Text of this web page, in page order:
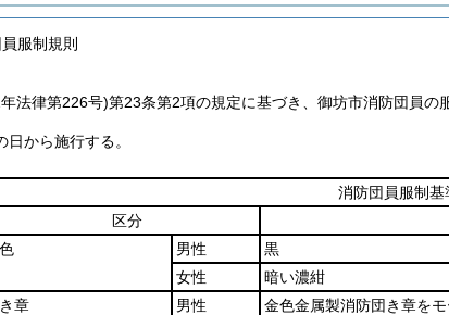
服制規則
法律第226号)第23条第2項の規定に基づき、御坊市消防団員の
から施行する。
消防団員服制基
区分
色
男性
黒
女性
暗い濃紺
き章
男性
金色金属製消防団き章を